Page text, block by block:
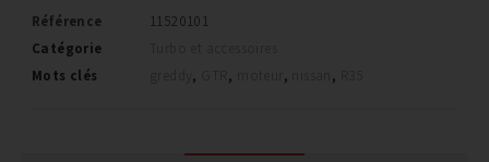
Référence
11520101
Catégorie
Mots clés
, , , ,